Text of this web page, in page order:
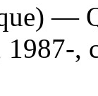
—
,